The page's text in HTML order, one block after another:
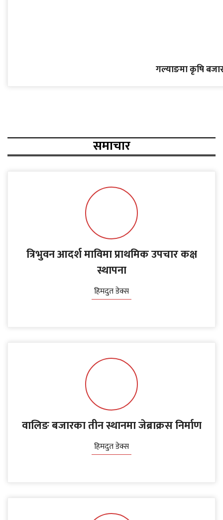
गल्याङमा कृषि
समाचार
त्रिभुवन आदर्श माविमा प्राथमिक उपचार कक्ष
स्थापना
हिमदुत डेक्स
वालिङ बजारका तीन स्थानमा जेब्राक्रस निर्माण
हिमदुत डेक्स